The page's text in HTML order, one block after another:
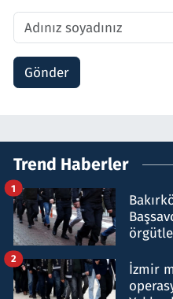
Gönder
Trend Haberler
1
İzmir
2